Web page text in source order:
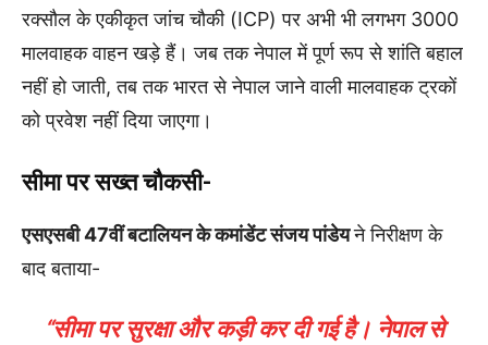
रक्सौल के एकीकृत जांच चौकी (ICP) पर अभी भी लगभग 3000
मालवाहक वाहन खड़े हैं। जब तक नेपाल में पूर्ण रूप से शांति बहाल
नहीं हो जाती, तब तक भारत से नेपाल जाने वाली मालवाहक ट्रकों
को प्रवेश नहीं दिया जाएगा।
सीमा पर सख्त चौकसी-
एसएसबी 47वीं बटालियन के कमांडेंट संजय पांडेयने निरीक्षण के
बाद बताया-
“सीमा पर सुरक्षा और कड़ी कर दी गई है। नेपाल से